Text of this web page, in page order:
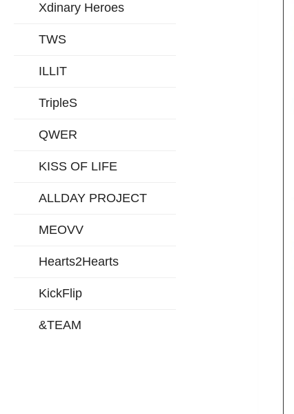
Xdinary Heroes
TWS
ILLIT
TripleS
QWER
KISS OF LIFE
ALLDAY PROJECT
MEOVV
Hearts2Hearts
KickFlip
&TEAM